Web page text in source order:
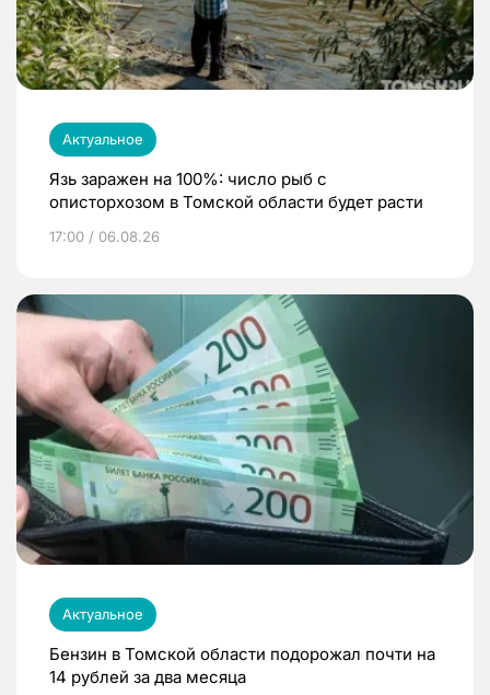
Актуальное
Язь заражен на 100%: число рыб с
описторхозом в Томской области будет расти
17:00 / 06.08.26
Актуальное
Бензин в Томской области подорожал почти на
14 рублей за два месяца